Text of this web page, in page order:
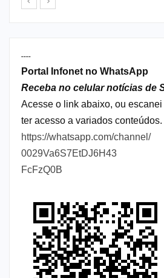
----
Portal Infonet no WhatsApp
Receba no celular notícias de
Acesse o link abaixo, ou
ter acesso a variados conteúdos.
https://whatsapp.com/channel/
0029Va6S7EtDJ6H43
FcFzQ0B